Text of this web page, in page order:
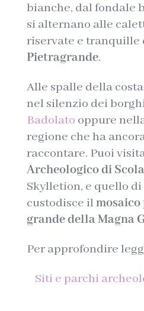
bianche, dal fondale
si alternano alle
riservate e tranquille
Pietragrande.
Alle spalle della
nel silenzio dei
Badolato oppure
regione che ha
raccontare. Puoi
Archeologico di
Skylletion, e quello di
custodisce il
grande della Magna
Per approfondire
Siti e parchi